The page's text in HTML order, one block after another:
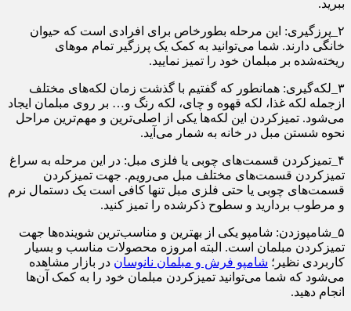
ببرید.
۲_پرزگیری: این مرحله بطورخاص برای افرادی است که حیوان
خانگی دارند. شما می‌توانید به کمک یک پرزگیر تمام موهای
ریخته‌شده بر مبلمان خود را تمیز نمایید.
۳_لکه‌گیری: همانطور که گفتیم با گذشت زمان لکه‌های مختلف
ازجمله لکه غذا، لکه قهوه و چای، لکه رنگ و… بر روی مبلمان ایجاد
می‌شود. تمیزکردن این لکه‌ها یکی از اصلی‌ترین و مهم‌ترین مراحل
نحوه شستن مبل در خانه به شمار می‌آید.
۴_تمیزکردن قسمت‌های چوبی یا فلزی مبل: در این مرحله به سراغ
تمیزکردن قسمت‌های مختلف مبل می‌رویم. جهت تمیزکردن
قسمت‌های چوبی یا حتی فلزی مبل تنها کافی است یک دستمال نرم
و مرطوب بردارید و سطوح ذکرشده را تمیز کنید.
۵_شامپوزدن: شامپو یکی از بهترین و مناسب‌ترین شوینده‌ها جهت
تمیزکردن مبلمان است. البته امروزه محصولات مناسب و بسیار
کاربردی نظیر؛ شامپو فرش و مبلمان نانوسان در بازار مشاهده
می‌شود که شما می‌توانید تمیزکردن مبلمان خود را به کمک آن‌ها
انجام دهید.